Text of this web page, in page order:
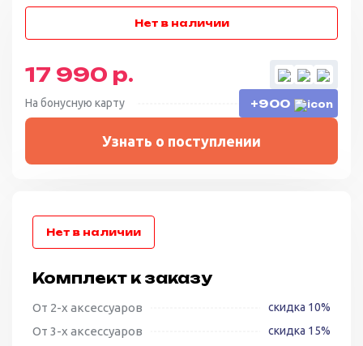
17 990 р.
На бонусную карту +900
Узнать о поступлении
Комплект к заказу
От 2-х аксессуаров скидка 10%
От 3-х аксессуаров скидка 15%